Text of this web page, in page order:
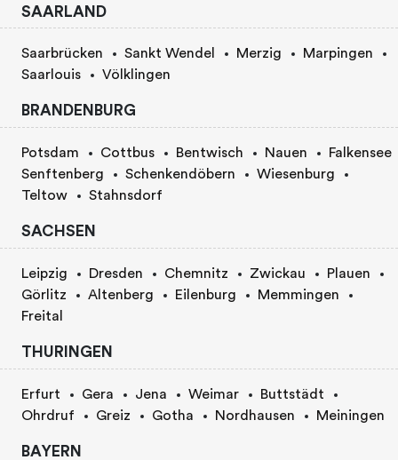
SAARLAND
Saarbrücken Sankt Wendel Merzig
Marpingen
Saarlouis
Völklingen
BRANDENBURG
Potsdam Cottbus Bentwisch Nauen
Falkensee
Senftenberg
Schenkendöbern
Wiesenburg
Teltow
Stahnsdorf
SACHSEN
Leipzig Dresden Chemnitz Zwickau
Plauen
Görlitz
Altenberg Eilenburg
Memmingen
Freital
THURINGEN
Erfurt Gera Jena Weimar
Buttstädt
Ohrdruf
Greiz Gotha Nordhausen Meiningen
BAYERN